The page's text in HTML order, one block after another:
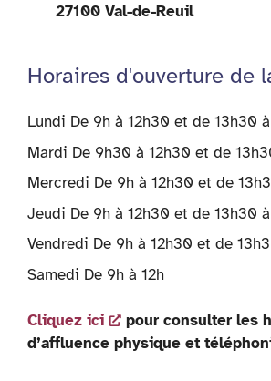
27100 Val-de-Reuil
Horaires d'ouverture de
Lundi De 9h à 12h30 et de 13h30
Mardi De 9h30 à 12h30 et de
Mercredi De 9h à 12h30 et de
Jeudi De 9h à 12h30 et de 13h30
Vendredi De 9h à 12h30 et de
Samedi De 9h à 12h
Cliquez ici
pour consulter les
d’affluence physique et